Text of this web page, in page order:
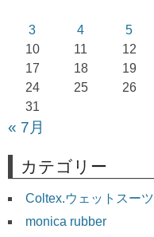
3
4 5
10
11 12
17
18 19
24
25 26
31
« 7月
カテゴリー
Coltex.ウェットスーツ
monica rubber